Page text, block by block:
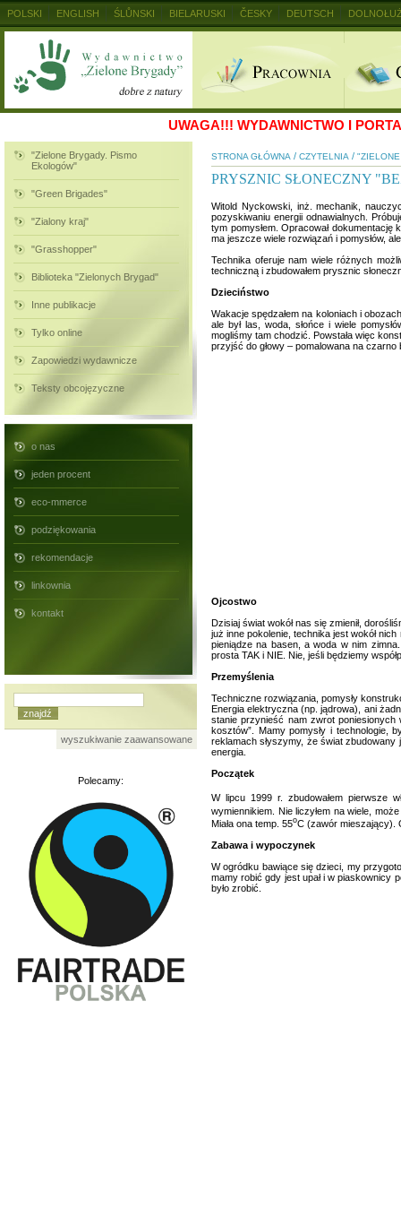
UWAGA!!! WYDAWNICTWO I
"Zielone Brygady. Pismo
Ekologów"
"Green Brigades"
"Zialony kraj"
"Grasshopper"
Biblioteka "Zielonych Brygad"
Inne publikacje
Tylko online
Zapowiedzi wydawnicze
Teksty obcojęzyczne
o nas
jeden procent
eco-mmerce
podziękowania
rekomendacje
linkownia
kontakt
wyszukiwanie zaawansowane
Polecamy:
STRONA GŁÓWNA / CZYTELNIA /
PRYSZNIC SŁONECZNY
Witold Nyckowski, inż. mechanik,
pozyskiwaniu energii odnawialnych.
tym pomysłem. Opracował
ma jeszcze wiele rozwiązań i pomysłów,
Technika oferuje nam wiele różnych
techniczną i zbudowałem prysznic
Dzieciństwo
Wakacje spędzałem na koloniach i
ale był las, woda, słońce i wiele
mogliśmy tam chodzić. Powstała więc
przyjść do głowy – pomalowana na
Ojcostwo
Dzisiaj świat wokół nas się zmienił,
już inne pokolenie, technika jest wokół
pieniądze na basen, a woda w nim
prosta TAK i NIE. Nie, jeśli będziemy
Przemyślenia
Techniczne rozwiązania, pomysły
Energia elektryczna (np. jądrowa), ani
stanie przynieść nam zwrot poniesionych
kosztów”. Mamy pomysły i technologie,
reklamach słyszymy, że świat
energia.
Początek
W lipcu 1999 r. zbudowałem pierwsze
wymiennikiem. Nie liczyłem na wiele,
Miała ona temp. 55oC (zawór mieszający).
Zabawa i wypoczynek
W ogródku bawiące się dzieci, my
mamy robić gdy jest upał i w piaskownicy
było zrobić.
POLSKI ENGLISH ŚLŮNSKI BIELARUSKI ČESKY DEUTSCH